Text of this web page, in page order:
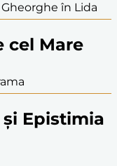
Gheorghe în Lida
cel Mare
și Epistimia